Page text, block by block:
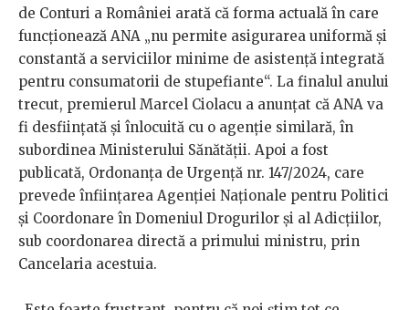
de Conturi a României arată că forma actuală în care
funcționează ANA „nu permite asigurarea uniformă și
constantă a serviciilor minime de asistență integrată
pentru consumatorii de stupefiante“. La finalul anului
trecut, premierul Marcel Ciolacu a anunțat că ANA va
fi desființată și înlocuită cu o agenție similară, în
subordinea Ministerului Sănătății. Apoi a fost
publicată, Ordonanța de Urgență nr. 147/2024, care
prevede înființarea Agenției Naționale pentru Politici
și Coordonare în Domeniul Drogurilor și al Adicțiilor,
sub coordonarea directă a primului ministru, prin
Cancelaria acestuia.